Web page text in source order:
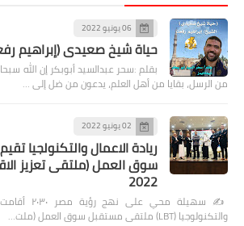
06 يونيو 2022
حياة شيخ صعيدى (إبراهيم
بقلم :سحر عبدالسيد أبوبكر إن الله
من الرسل، بقايا من أهل العلم، يدعون من ضل إلى …
02 يونيو 2022
ريادة الاعمال والتكنولجيا
سوق العمل (ملتقى تعزيز
2022
✍️ سهيلة
والتكنولوجيا (LBT) ملتقى مستقبل سوق العمل (ملت…